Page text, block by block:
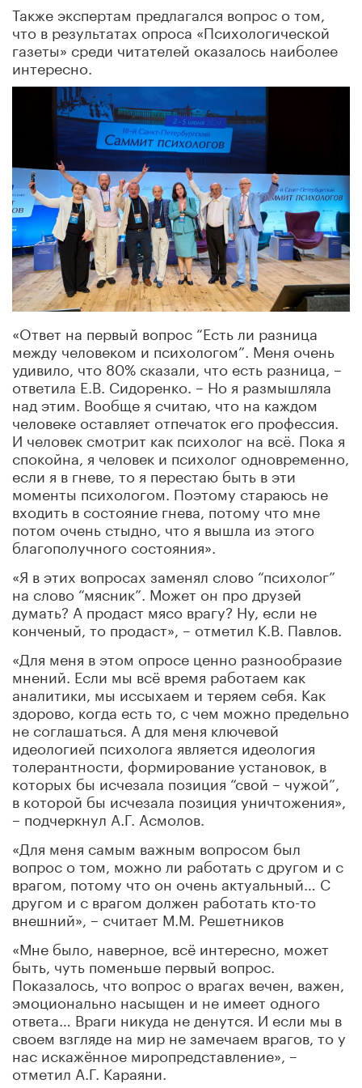
Также экспертам предлагался вопрос о том,
что в результатах опроса «Психологической
газеты» среди читателей оказалось наиболее
интересно.
«Ответ на первый вопрос “Есть ли разница
между человеком и психологом”. Меня очень
удивило, что 80% сказали, что есть разница, –
ответила Е.В. Сидоренко. – Но я размышляла
над этим. Вообще я считаю, что на каждом
человеке оставляет отпечаток его профессия.
И человек смотрит как психолог на всё. Пока я
спокойна, я человек и психолог одновременно,
если я в гневе, то я перестаю быть в эти
моменты психологом. Поэтому стараюсь не
входить в состояние гнева, потому что мне
потом очень стыдно, что я вышла из этого
благополучного состояния».
«Я в этих вопросах заменял слово “психолог”
на слово “мясник”. Может он про друзей
думать? А продаст мясо врагу? Ну, если не
конченый, то продаст», – отметил К.В. Павлов.
«Для меня в этом опросе ценно разнообразие
мнений. Если мы всё время работаем как
аналитики, мы иссыхаем и теряем себя. Как
здорово, когда есть то, с чем можно предельно
не соглашаться. А для меня ключевой
идеологией психолога является идеология
толерантности, формирование установок, в
которых бы исчезала позиция “свой – чужой”,
в которой бы исчезала позиция уничтожения»,
– подчеркнул А.Г. Асмолов.
«Для меня самым важным вопросом был
вопрос о том, можно ли работать с другом и с
врагом, потому что он очень актуальный… С
другом и с врагом должен работать кто-то
внешний», – считает М.М. Решетников
«Мне было, наверное, всё интересно, может
быть, чуть поменьше первый вопрос.
Показалось, что вопрос о врагах вечен, важен,
эмоционально насыщен и не имеет одного
ответа… Враги никуда не денутся. И если мы в
своем взгляде на мир не замечаем врагов, то у
нас искажённое миропредставление», –
отметил А.Г. Караяни.